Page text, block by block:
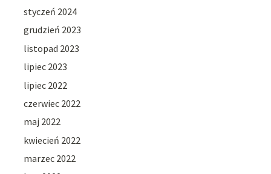
styczeń 2024
grudzień 2023
listopad 2023
lipiec 2023
lipiec 2022
czerwiec 2022
maj 2022
kwiecień 2022
marzec 2022